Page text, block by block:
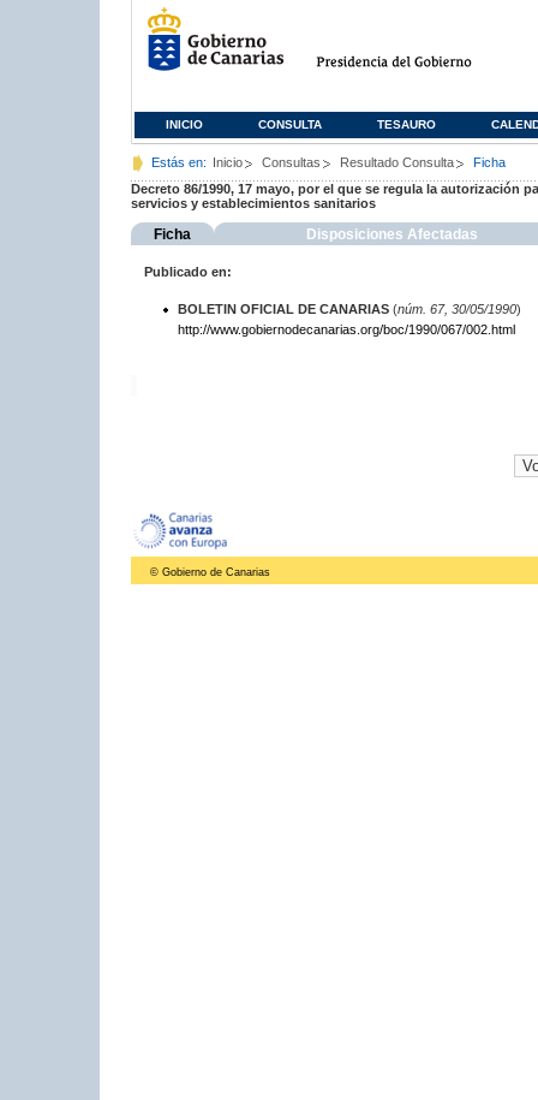
INICIO CONSULTA TESAURO
Estás en: Inicio Consultas Resultado Consulta
Ficha
Decreto 86/1990, 17 mayo, por el que se regula la
servicios y establecimientos sanitarios
Ficha Disposiciones Afectadas
Publicado en:
BOLETIN OFICIAL DE CANARIAS(núm. 67, 30/05/1990)
http://www.gobiernodecanarias.org/boc/1990/067/002.html
© Gobierno de Canarias